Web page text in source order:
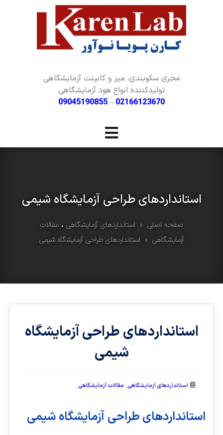
مجری سکوبندی، میز و کابینت آزمایشگاهی
تولیدکننده انواع هود آزمایشگاهی
02166123670
–
09045190855
استانداردهای طراحی آزمایشگاه شیمی
صفحه اصلی » استانداردهای آزمایشگاهی •مقالات
آزمایشگاهی » استانداردهای طراحی آزمایشگاه شیمی
استانداردهای طراحی آزمایشگاه
شیمی
استانداردهای آزمایشگاهی, مقالات آزمایشگاهی
استانداردهای طراحی آزمایشگاه شیمی